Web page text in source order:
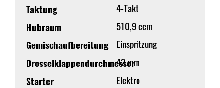
Taktung
4-Takt
Hubraum
510,9 ccm
Gemischaufbereitung Einspritzung
Drosselklappendurchmesser
42 mm
Starter
Elektro